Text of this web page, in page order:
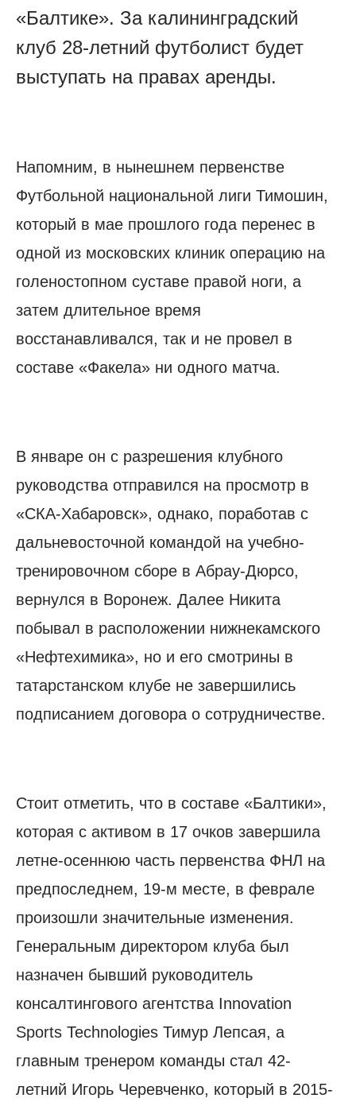
«Балтике». За калининградский
клуб 28-летний футболист будет
выступать на правах аренды.
Напомним, в нынешнем первенстве
Футбольной национальной лиги Тимошин,
который в мае прошлого года перенес в
одной из московских клиник операцию на
голеностопном суставе правой ноги, а
затем длительное время
восстанавливался, так и не провел в
составе «Факела» ни одного матча.
В январе он с разрешения клубного
руководства отправился на просмотр в
«СКА-Хабаровск», однако, поработав с
дальневосточной командой на учебно-
тренировочном сборе в Абрау-Дюрсо,
вернулся в Воронеж. Далее Никита
побывал в расположении нижнекамского
«Нефтехимика», но и его смотрины в
татарстанском клубе не завершились
подписанием договора о сотрудничестве.
Стоит отметить, что в составе «Балтики»,
которая с активом в 17 очков завершила
летне-осеннюю часть первенства ФНЛ на
предпоследнем, 19-м месте, в феврале
произошли значительные изменения.
Генеральным директором клуба был
назначен бывший руководитель
консалтингового агентства Innovation
Sports Technologies Тимур Лепсая, а
главным тренером команды стал 42-
летний Игорь Черевченко, который в 2015-